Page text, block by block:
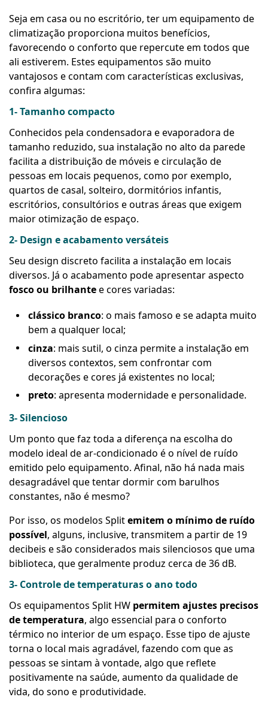
Seja em casa ou no escritório, ter um equipamento de
climatização proporciona muitos benefícios,
favorecendo o conforto que repercute em todos que
ali estiverem. Estes equipamentos são muito
vantajosos e contam com características exclusivas,
confira algumas:
1- Tamanho compacto
Conhecidos pela condensadora e evaporadora de
tamanho reduzido, sua instalação no alto da parede
facilita a distribuição de móveis e circulação de
pessoas em locais pequenos, como por exemplo,
quartos de casal, solteiro, dormitórios infantis,
escritórios, consultórios e outras áreas que exigem
maior otimização de espaço.
2- Design e acabamento versáteis
Seu design discreto facilita a instalação em locais
diversos. Já o acabamento pode apresentar aspecto
fosco ou brilhantee cores variadas:
clássico branco: o mais famoso e se adapta muito
bem a qualquer local;
cinza: mais sutil, o cinza permite a instalação em
diversos contextos, sem confrontar com
decorações e cores já existentes no local;
preto: apresenta modernidade e personalidade.
3- Silencioso
Um ponto que faz toda a diferença na escolha do
modelo ideal de ar-condicionado é o nível de ruído
emitido pelo equipamento. Afinal, não há nada mais
desagradável que tentar dormir com barulhos
constantes, não é mesmo?
Por isso, os modelos Splitemitem o mínimo de ruído
possível, alguns, inclusive, transmitem a partir de 19
decibeis e são considerados mais silenciosos que uma
biblioteca, que geralmente produz cerca de 36 dB.
3- Controle de temperaturas o ano todo
Os equipamentos Split HW permitem ajustes precisos
de temperatura, algo essencial para o conforto
térmico no interior de um espaço. Esse tipo de ajuste
torna o local mais agradável, fazendo com que as
pessoas se sintam à vontade, algo que reflete
positivamente na saúde, aumento da qualidade de
vida, do sono e produtividade.